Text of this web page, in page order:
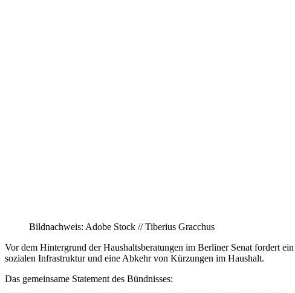
Bildnachweis: Adobe Stock // Tiberius Gracchus
Vor dem Hintergrund der Haushaltsberatungen im Berliner Senat fordert
sozialen Infrastruktur und eine Abkehr von Kürzungen im Haushalt.
Das gemeinsame Statement des Bündnisses: